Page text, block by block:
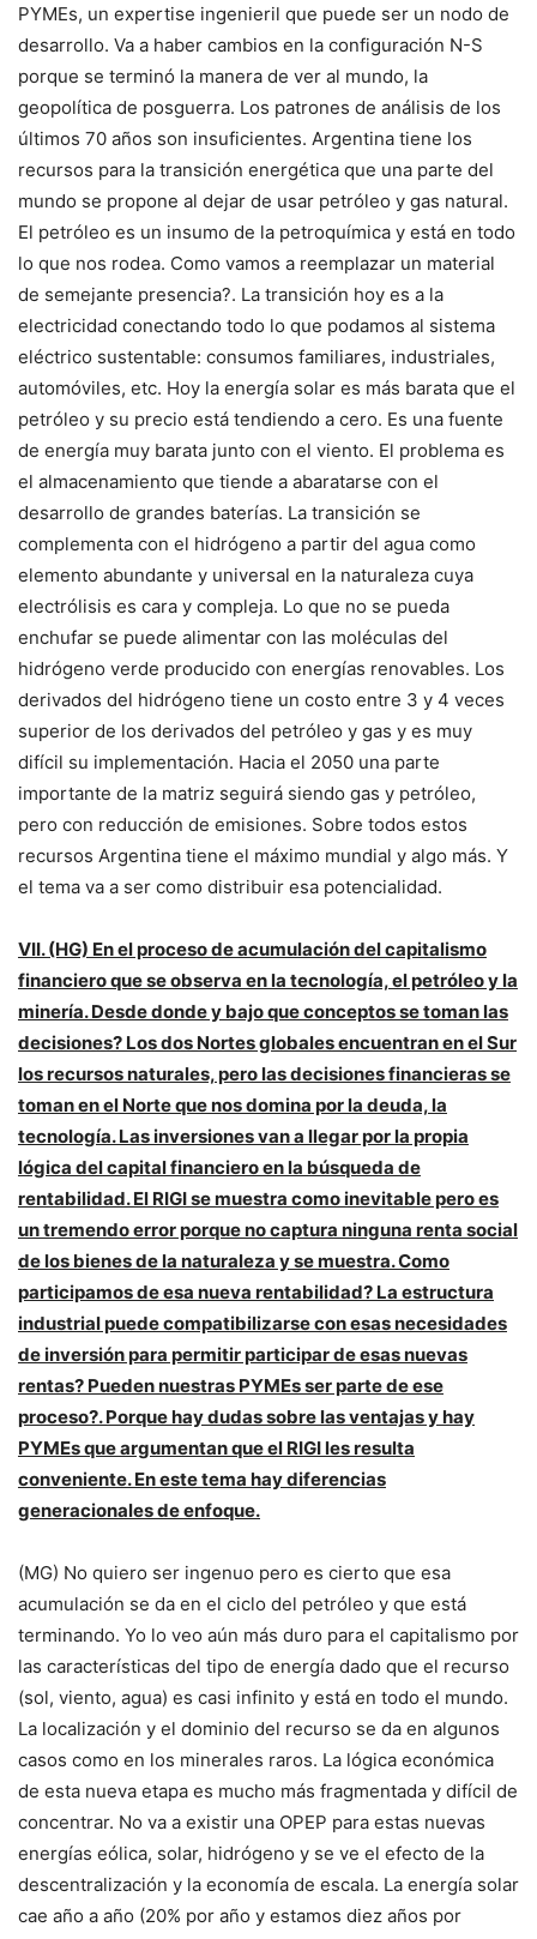
PYMEs, un expertise ingenieril que puede ser un nodo de
desarrollo. Va a haber cambios en la configuración N-S
porque se terminó la manera de ver al mundo, la
geopolítica de posguerra. Los patrones de análisis de los
últimos 70 años son insuficientes. Argentina tiene los
recursos para la transición energética que una parte del
mundo se propone al dejar de usar petróleo y gas natural.
El petróleo es un insumo de la petroquímica y está en todo
lo que nos rodea. Como vamos a reemplazar un material
de semejante presencia?. La transición hoy es a la
electricidad conectando todo lo que podamos al sistema
eléctrico sustentable: consumos familiares, industriales,
automóviles, etc. Hoy la energía solar es más barata que el
petróleo y su precio está tendiendo a cero. Es una fuente
de energía muy barata junto con el viento. El problema es
el almacenamiento que tiende a abaratarse con el
desarrollo de grandes baterías. La transición se
complementa con el hidrógeno a partir del agua como
elemento abundante y universal en la naturaleza cuya
electrólisis es cara y compleja. Lo que no se pueda
enchufar se puede alimentar con las moléculas del
hidrógeno verde producido con energías renovables. Los
derivados del hidrógeno tiene un costo entre 3 y 4 veces
superior de los derivados del petróleo y gas y es muy
difícil su implementación. Hacia el 2050 una parte
importante de la matriz seguirá siendo gas y petróleo,
pero con reducción de emisiones. Sobre todos estos
recursos Argentina tiene el máximo mundial y algo más. Y
el tema va a ser como distribuir esa potencialidad.
VII. (HG) En el proceso de acumulación del capitalismo
financiero que se observa en la tecnología, el petróleo y la
minería. Desde donde y bajo que conceptos se toman las
decisiones? Los dos Nortes globales encuentran en el Sur
los recursos naturales, pero las decisiones financieras se
toman en el Norte que nos domina por la deuda, la
tecnología. Las inversiones van a llegar por la propia
lógica del capital financiero en la búsqueda de
rentabilidad. El RIGI se muestra como inevitable pero es
un tremendo error porque no captura ninguna renta social
de los bienes de la naturaleza y se muestra. Como
participamos de esa nueva rentabilidad? La estructura
industrial puede compatibilizarse con esas necesidades
de inversión para permitir participar de esas nuevas
rentas? Pueden nuestras PYMEs ser parte de ese
proceso?. Porque hay dudas sobre las ventajas y hay
PYMEs que argumentan que el RIGI les resulta
conveniente. En este tema hay diferencias
generacionales de enfoque.
(MG) No quiero ser ingenuo pero es cierto que esa
acumulación se da en el ciclo del petróleo y que está
terminando. Yo lo veo aún más duro para el capitalismo por
las características del tipo de energía dado que el recurso
(sol, viento, agua) es casi infinito y está en todo el mundo.
La localización y el dominio del recurso se da en algunos
casos como en los minerales raros. La lógica económica
de esta nueva etapa es mucho más fragmentada y difícil de
concentrar. No va a existir una OPEP para estas nuevas
energías eólica, solar, hidrógeno y se ve el efecto de la
descentralización y la economía de escala. La energía solar
cae año a año (20% por año y estamos diez años por